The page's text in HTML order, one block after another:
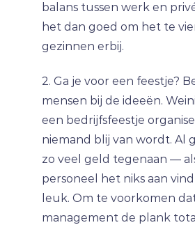
balans tussen werk en
het dan goed om het te
gezinnen erbij.
2. Ga je voor een feestje?
mensen bij de ideeën.
een bedrijfsfeestje
niemand blij van wordt. Al
zo veel geld tegenaan —
personeel het niks aan
leuk. Om te voorkomen
management de plank